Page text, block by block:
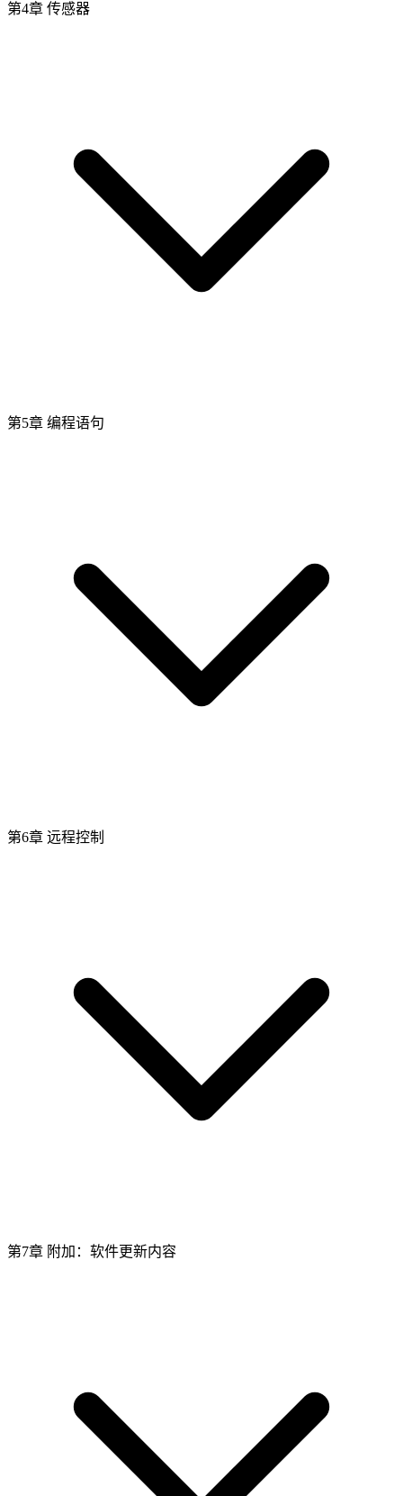
第4章 传感器
第5章 编程语句
第6章 远程控制
第7章 附加：软件更新内容